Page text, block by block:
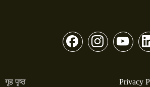
गृह पृष्ठ
Privacy